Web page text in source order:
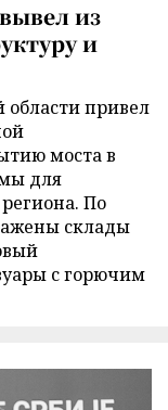
из
и
привел
моста в
для
По
склады
с горючим